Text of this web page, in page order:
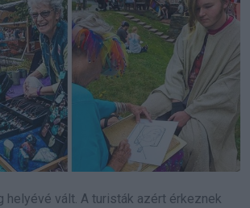
helyévé vált. A turisták azért érkeznek